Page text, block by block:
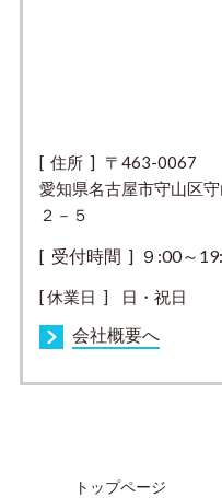
[ 住所 ] 〒463-0067
愛知県名古屋市守山区守
２－５
[ 受付時間 ] ９:00～
[ 休業日 ] 日・祝日
会社概要へ
トップページ